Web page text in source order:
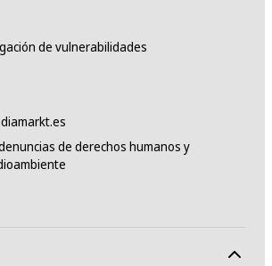
de vulnerabilidades
de derechos humanos y